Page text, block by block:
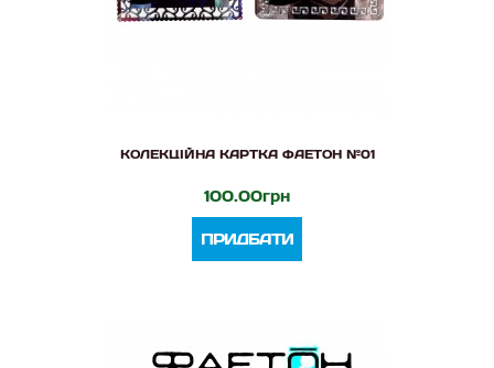
КОЛЕКЦІЙНА КАРТКА ФАЕТОН №01
100.00грн
ПРИДБАТИ